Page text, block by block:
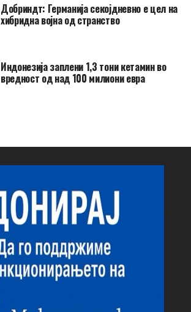
Добриндт: Германија секојдневно е цел на
хибридна војна од странство
Индонезија заплени 1,3 тони кетамин во
вредност од над 100 милиони евра